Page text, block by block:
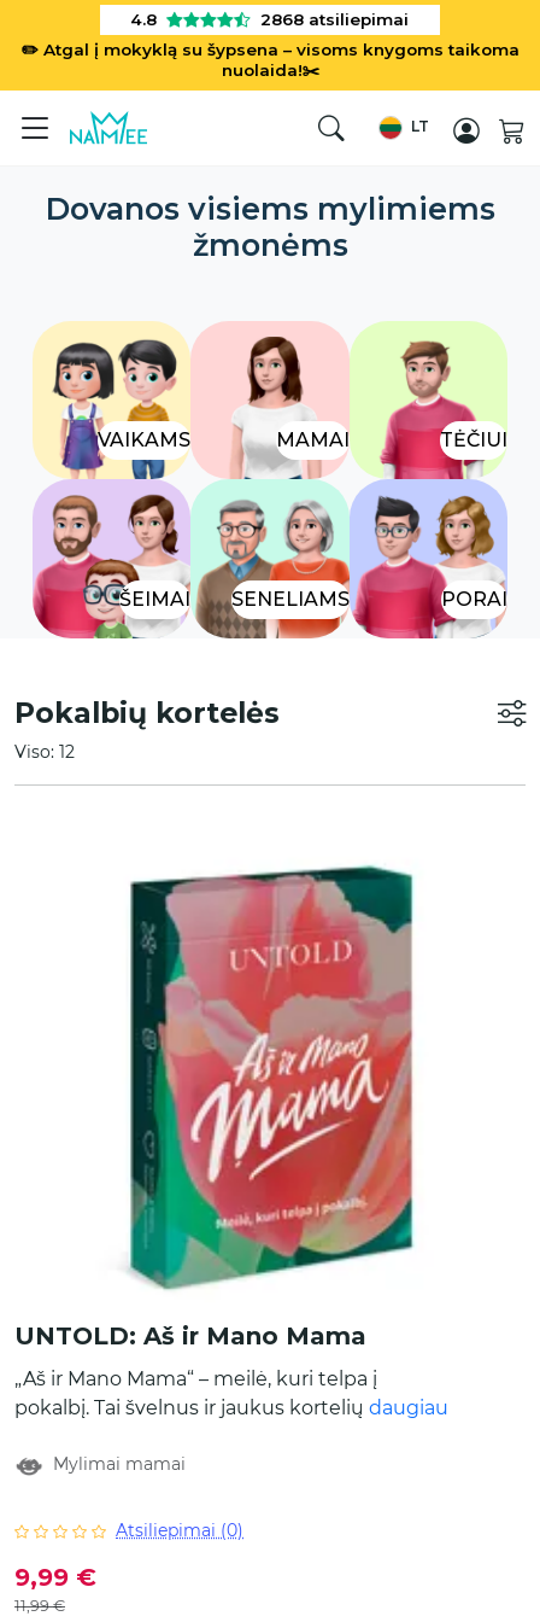
✏️ Atgal į mokyklą su šypsena – visoms knygoms taikoma
nuolaida!✂️
4.8 2868 atsiliepimai
LT
Dovanos visiems mylimiems
žmonėms
VAIKAMS MAMAI TĖČIUI
ŠEIMAI SENELIAMS PORAI
Pokalbių kortelės
Viso: 12
UNTOLD: Aš ir Mano Mama
„Aš ir Mano Mama“ – meilė, kuri telpa į
pokalbį. Tai švelnus ir jaukus kortelių
Jis kviečia mamą ir vaiką sustoti, pasikalbėti,
stiprina jų ryšį. Kiekviena kortelė skatina
pažinti mamą, o mamai – išgirsti gražiausius
žodžius iš savo vaiko. Tai puikus būdas
daugiau
Mylimai mamai
Atsiliepimai (0)
9,99 €
11,99 €